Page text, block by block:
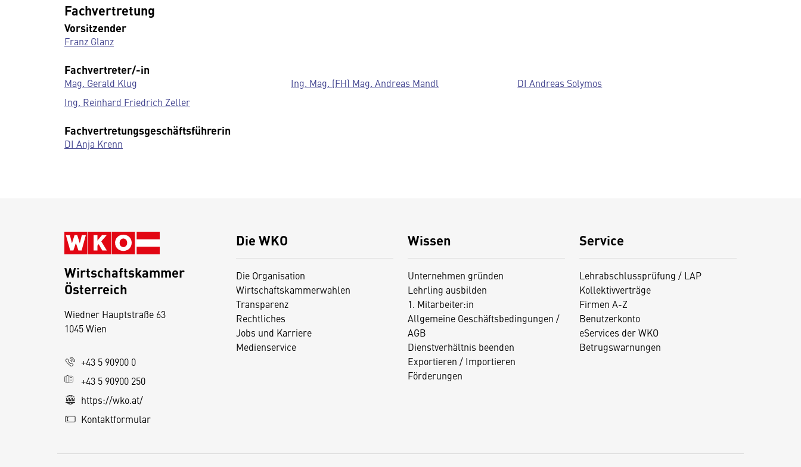
Fachvertretung
Vorsitzender
Franz Glanz
Fachvertreter/-in
Mag. Gerald Klug Ing. Mag. (FH) Mag. Andreas Mandl
DI Andreas Solymos
Ing. Reinhard Friedrich Zeller
Fachvertretungsgeschäftsführerin
DI Anja Krenn
Die WKO
Die Organisation
Wirtschaftskammerwahlen
Transparenz
Rechtliches
Jobs und Karriere
Medienservice
Wissen
Unternehmen gründen
Lehrling ausbilden
1. Mitarbeiter:in
Allgemeine Geschäftsbedingungen /
AGB
Dienstverhältnis beenden
Exportieren / Importieren
Förderungen
Service
Lehrabschlussprüfung / LAP
Kollektivverträge
Firmen A-Z
Benutzerkonto
eServices der WKO
Betrugswarnungen
Wirtschaftskammer
Österreich
Wiedner Hauptstraße 63
1045 Wien
+43 5 90900 0
+43 5 90900 250
https://wko.at/
Kontaktformular